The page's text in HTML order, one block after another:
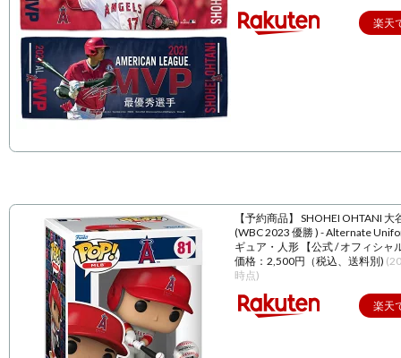
楽天
【予約商品】 SHOHEI OHTANI 大
(WBC 2023 優勝 ) - Alternate
ギュア・人形 【公式 / オフィシャ
価格：2,500円（税込、送料別)
時点)
楽天